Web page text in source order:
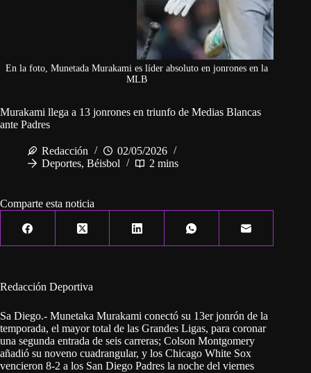
En la foto, Munetada Murakami es líder absoluto en jonrones en la
MLB
Murakami llega a 13 jonrones en triunfo de Medias Blancas
ante Padres
Redacción
02/05/2026
Deportes, Béisbol 2 mins
Comparte esta noticia
Redacción Deportiva
Sa Diego.- Munetaka Murakami conectó su 13er jonrón de la
temporada, el mayor total de las Grandes Ligas, para coronar
una segunda entrada de seis carreras; Colson Montgomery
añadió su noveno cuadrangular, y los Chicago White Sox
vencieron 8-2 a los San Diego Padres la noche del viernes